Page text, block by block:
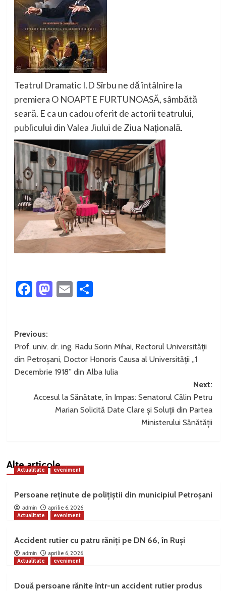
Teatrul Dramatic I.D Sîrbu ne dă întâlnire la
premiera O NOAPTE FURTUNOASĂ, sâmbătă
seară. E ca un cadou oferit de actorii teatrului,
publicului din Valea Jiului de Ziua Națională.
Facebook
Mastodon
EmailPartajează
Post
navigation
Previous:
Prof. univ. dr. ing. Radu Sorin Mihai, Rectorul Universității
din Petroșani, Doctor Honoris Causa al Universității „1
Decembrie 1918” din Alba Iulia
Next:
Accesul la Sănătate, în Impas: Senatorul Călin Petru
Marian Solicită Date Clare și Soluții din Partea
Ministerului Sănătății
Alte articole
Actualitate eveniment
Persoane reținute de polițiștii din municipiul Petroșani
admin
aprilie 6, 2026
Actualitate
eveniment
Accident rutier cu patru răniți pe DN 66, în Ruși
admin
aprilie 6, 2026
Actualitate
eveniment
Două persoane rănite într-un accident rutier produs